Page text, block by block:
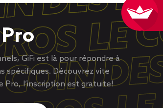
GiFi est là pour répondre à
spécifiques. Découvrez vite
Pro, l’inscription est gratuite!